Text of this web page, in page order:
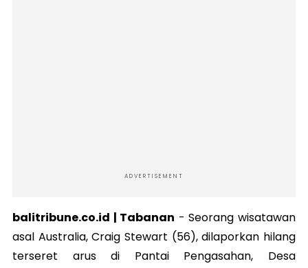
ADVERTISEMENT
balitribune.co.id | Tabanan -Seorang wisatawan
asal Australia, Craig Stewart (56), dilaporkan hilang
terseret arus di Pantai Pengasahan, Desa